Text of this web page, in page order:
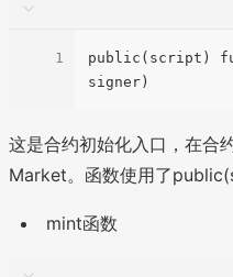
1
public(script)
这是合约初始化入口，在合
Market。函数使用了
mint函数